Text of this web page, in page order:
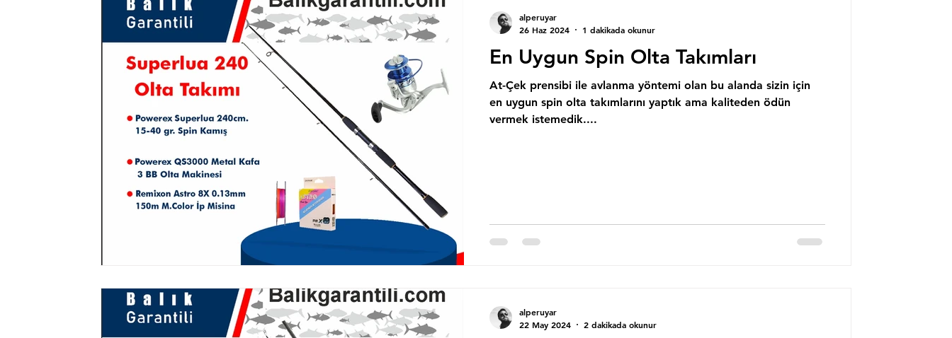
En Uygun Spin Olta Takımları
At-Çek prensibi ile avlanma yöntemi olan bu alanda sizin için
en uygun spin olta takımlarını yaptık ama kaliteden ödün
vermek istemedik....
alperuyar
26 Haz 2024
1 dakikada okunur
alperuyar
22 May 2024
2 dakikada okunur